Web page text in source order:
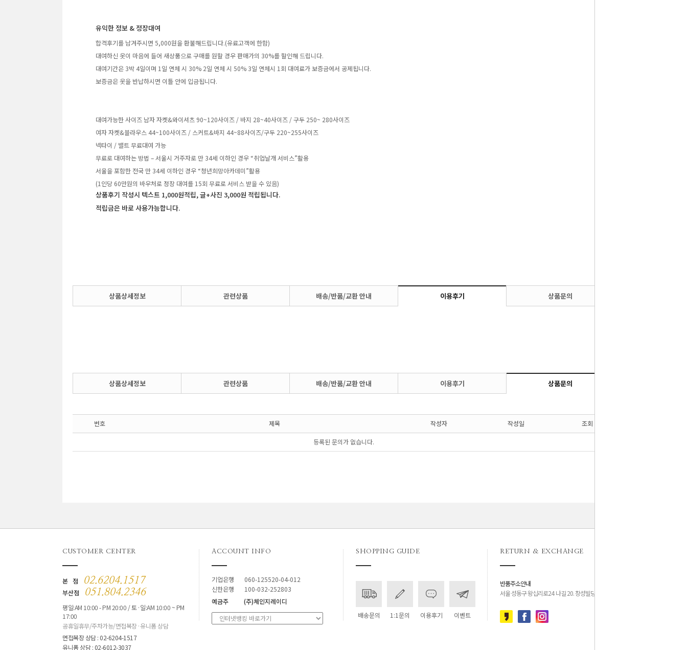
유익한 정보 & 정장대여
합격후기를 남겨주시면 5,000원을 환불해드립니다.(유료고객에 한함)
대여하신 옷이 마음에 들어 새상품으로 구매를 원할 경우 판매가의 30%를 할인해 드립니다.
대여기간은 3박 4일이며 1일 연체 시 30% 2일 연체 시 50% 3일 연체시 1회 대여료가 보증금에서 공제됩니다.
보증금은 옷을 반납하시면 이틀 안에 입금됩니다.
대여가능한 사이즈 남자 자켓&와이셔츠 90~120사이즈 / 바지 28~40사이즈 / 구두 250~ 280사이즈
여자 자켓&블라우스 44~100사이즈 / 스커트&바지 44~88사이즈/구두 220~255사이즈
넥타이 / 밸트 무료대여 가능
무료로 대여하는 방법 – 서울시 거주자로 만 34세 이하인 경우 “취업날개 서비스”활용
서울을 포함한 전국 만 34세 이하인 경우 “청년희망아카데미”활용
(1인당 60만원의 바우처로 정장 대여를 15회 무료로 서비스 받을 수 있음)
상품후기 작성시 텍스트 1,000원적립, 글+사진 3,000원 적립됩니다.
적립금은 바로 사용가능합니다.
상품상세정보 관련상품 배송/반품/교환 안내 이용후기 상품문의
상품상세정보 관련상품 배송/반품/교환 안내 이용후기 상품문의
번호 제목 작성자 작성일 조회
등록된 문의가 없습니다.
CUSTOMER CENTER
본 점 02.6204.1517
부산점 051.804.2346
평일:AM 10:00 - PM 20:00 / 토·일:AM 10:00 ~ PM
17:00
공휴일휴무/주차가능/면접복장·유니폼 상담
면접복장 상담 : 02-6204-1517
유니폼 상담 : 02-6012-3037
ACCOUNT INFO
기업은행
060-125520-04-012
신한은행
100-032-252803
예금주
(주)체인지레이디
SHOPPING GUIDE
배송문의 1:1문의 이용후기 이벤트
RETURN & EXCHANGE
반품주소안내
서울 성동구 왕십리로24 나길 20. 창성빌딩 4층